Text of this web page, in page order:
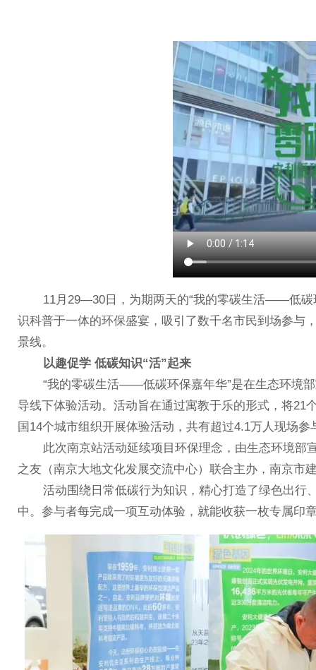
11月29—30日，为期两天的“我的零碳生活——低碳
识科普于一体的环保盛宴，吸引了数千名市民到场参与
景线。
以趣促学 低碳知识“活”起来
“我的零碳生活——低碳环保嘉年华”是在生态环境部
导线下体验活动。活动旨在通过寓教于乐的形式，将21
国14个城市组织开展体验活动，共有超过4.1万人现场参
此次南京站活动延续项目环保理念，由生态环境部
之友（南京大地文化发展交流中心）联合主办，南京市
活动围绕日常低碳行为知识，精心打造了绿色出行
中。参与者每完成一项互动体验，就能收获一枚专属印